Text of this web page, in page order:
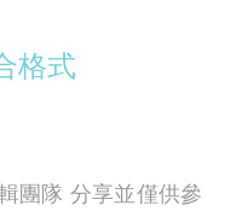
格式
團隊 分享並僅供參